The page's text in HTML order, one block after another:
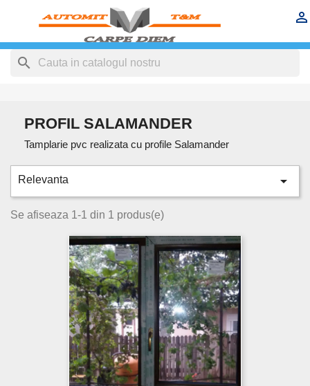

search
PROFIL SALAMANDER
Tamplarie pvc realizata cu profile Salamander
Relevanta 
Se afiseaza 1-1 din 1 produs(e)